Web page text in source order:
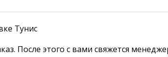
Тунис
После этого с вами свяжется